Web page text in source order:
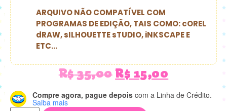
ARQUIVO NÃO COMPATÍVEL COM
PROGRAMAS DE EDIÇÃO, TAIS COMO: cOREL
dRAW, sILHOUETTE sTUDIO, iNKSCAPE E
ETC…
R$35,00 R$ 15,00
Compre agora, pague depois com a Linha de Crédito.
Saiba mais